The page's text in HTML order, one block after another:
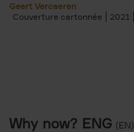
Geert Vercaeren
Couverture cartonnée
2021
Why now? ENG (EN)